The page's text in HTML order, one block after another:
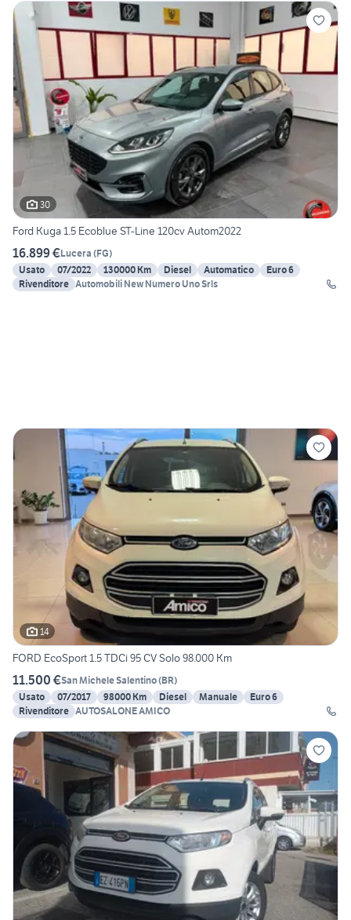
30
Ford Kuga 1.5 Ecoblue ST-Line 120cv Autom2022
16.899 €Lucera (FG)
Usato
07/2022 130000 Km Diesel Automatico
Euro 6
Rivenditore Automobili New Numero Uno Srls
14
FORD EcoSport 1.5 TDCi 95 CV Solo 98.000 Km
11.500 €San Michele Salentino(BR)
Usato
07/2017 98000 Km Diesel Manuale
Euro 6
Rivenditore AUTOSALONE AMICO